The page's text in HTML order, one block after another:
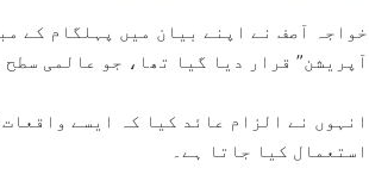
خواجہ آصف نے اپنے بیان میں پہلگام کے
آپریشن” قرار دیا گیا تھا، جو عالمی
انہوں نے الزام عائد کیا کہ ایسے
استعمال کیا جاتا ہے۔